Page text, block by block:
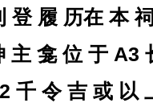
登 履 历在 本
主 龛 位 于 A3
2 千 令 吉 或 以